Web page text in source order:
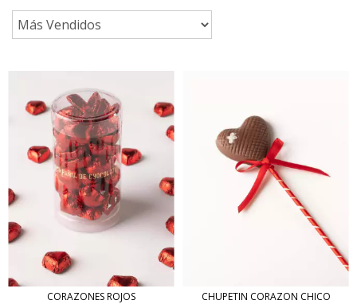
CORAZONES ROJOS CHUPETIN CORAZON CHICO